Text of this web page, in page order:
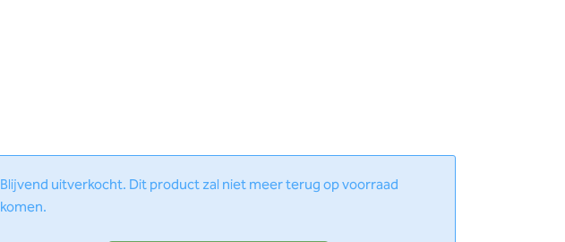
Blijvend uitverkocht. Dit product zal niet meer terug op voorraad
komen.